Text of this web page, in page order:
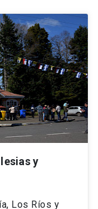
y
Los Ríos y